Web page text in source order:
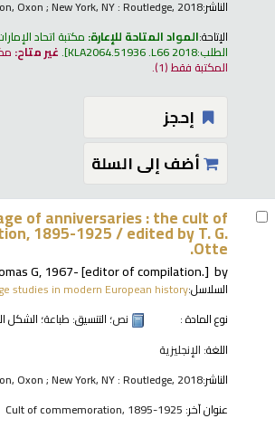
الناشر:Oxon ; New York, NY : Routledge, 2018
الإتاحة:المواد المتاحة للإعارة: مكتبة اتحاد
الطلب:KLA2064.51936 .L66 2018
.غير متاح:
المكتبة فقط(1).
إحجز
أضف إلى السلة
of anniversaries : the cult of
1895-1925 /edited by T. G.
Otte.
by
G, 1967-[editor of compilation.]
السلاسل:studies in modern European history
نوع المادة :
نص؛ التنسيق: طباعة؛ الشكل
اللغة: الإنجليزية
الناشر:Oxon ; New York, NY : Routledge, 2018
عنوان آخر: Cult of commemoration, 1895-1925